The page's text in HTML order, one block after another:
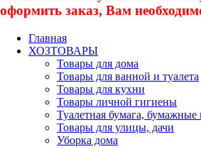
оформить заказ, Вам
Главная
ХОЗТОВАРЫ
Товары для дома
Товары для ванной и туалета
Товары для кухни
Товары личной гигиены
Туалетная бумага, бумажные
Товары для улицы, дачи
Уборка дома